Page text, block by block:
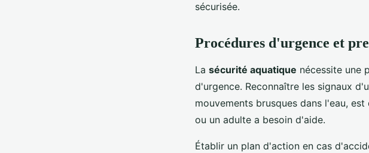
sécurisée.
Procédures d'urgence et
La sécurité aquatique nécessite une
d'urgence. Reconnaître les signaux
mouvements brusques dans l'eau,
ou un adulte a besoin d'aide.
Établir un plan d'action en cas